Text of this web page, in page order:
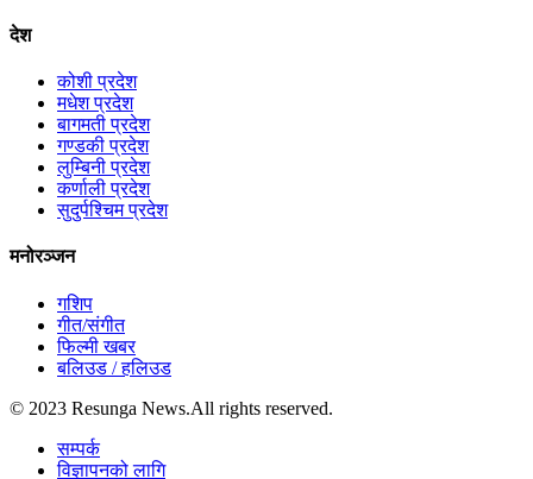
देश
कोशी प्रदेश
मधेश प्रदेश
बागमती प्रदेश
गण्डकी प्रदेश
लुम्बिनी प्रदेश
कर्णाली प्रदेश
सुदुर्पश्चिम प्रदेश
मनोरञ्जन
गशिप
गीत/संगीत
फिल्मी खबर
बलिउड / हलिउड
© 2023 Resunga News.All rights reserved.
सम्पर्क
विज्ञापनको लागि